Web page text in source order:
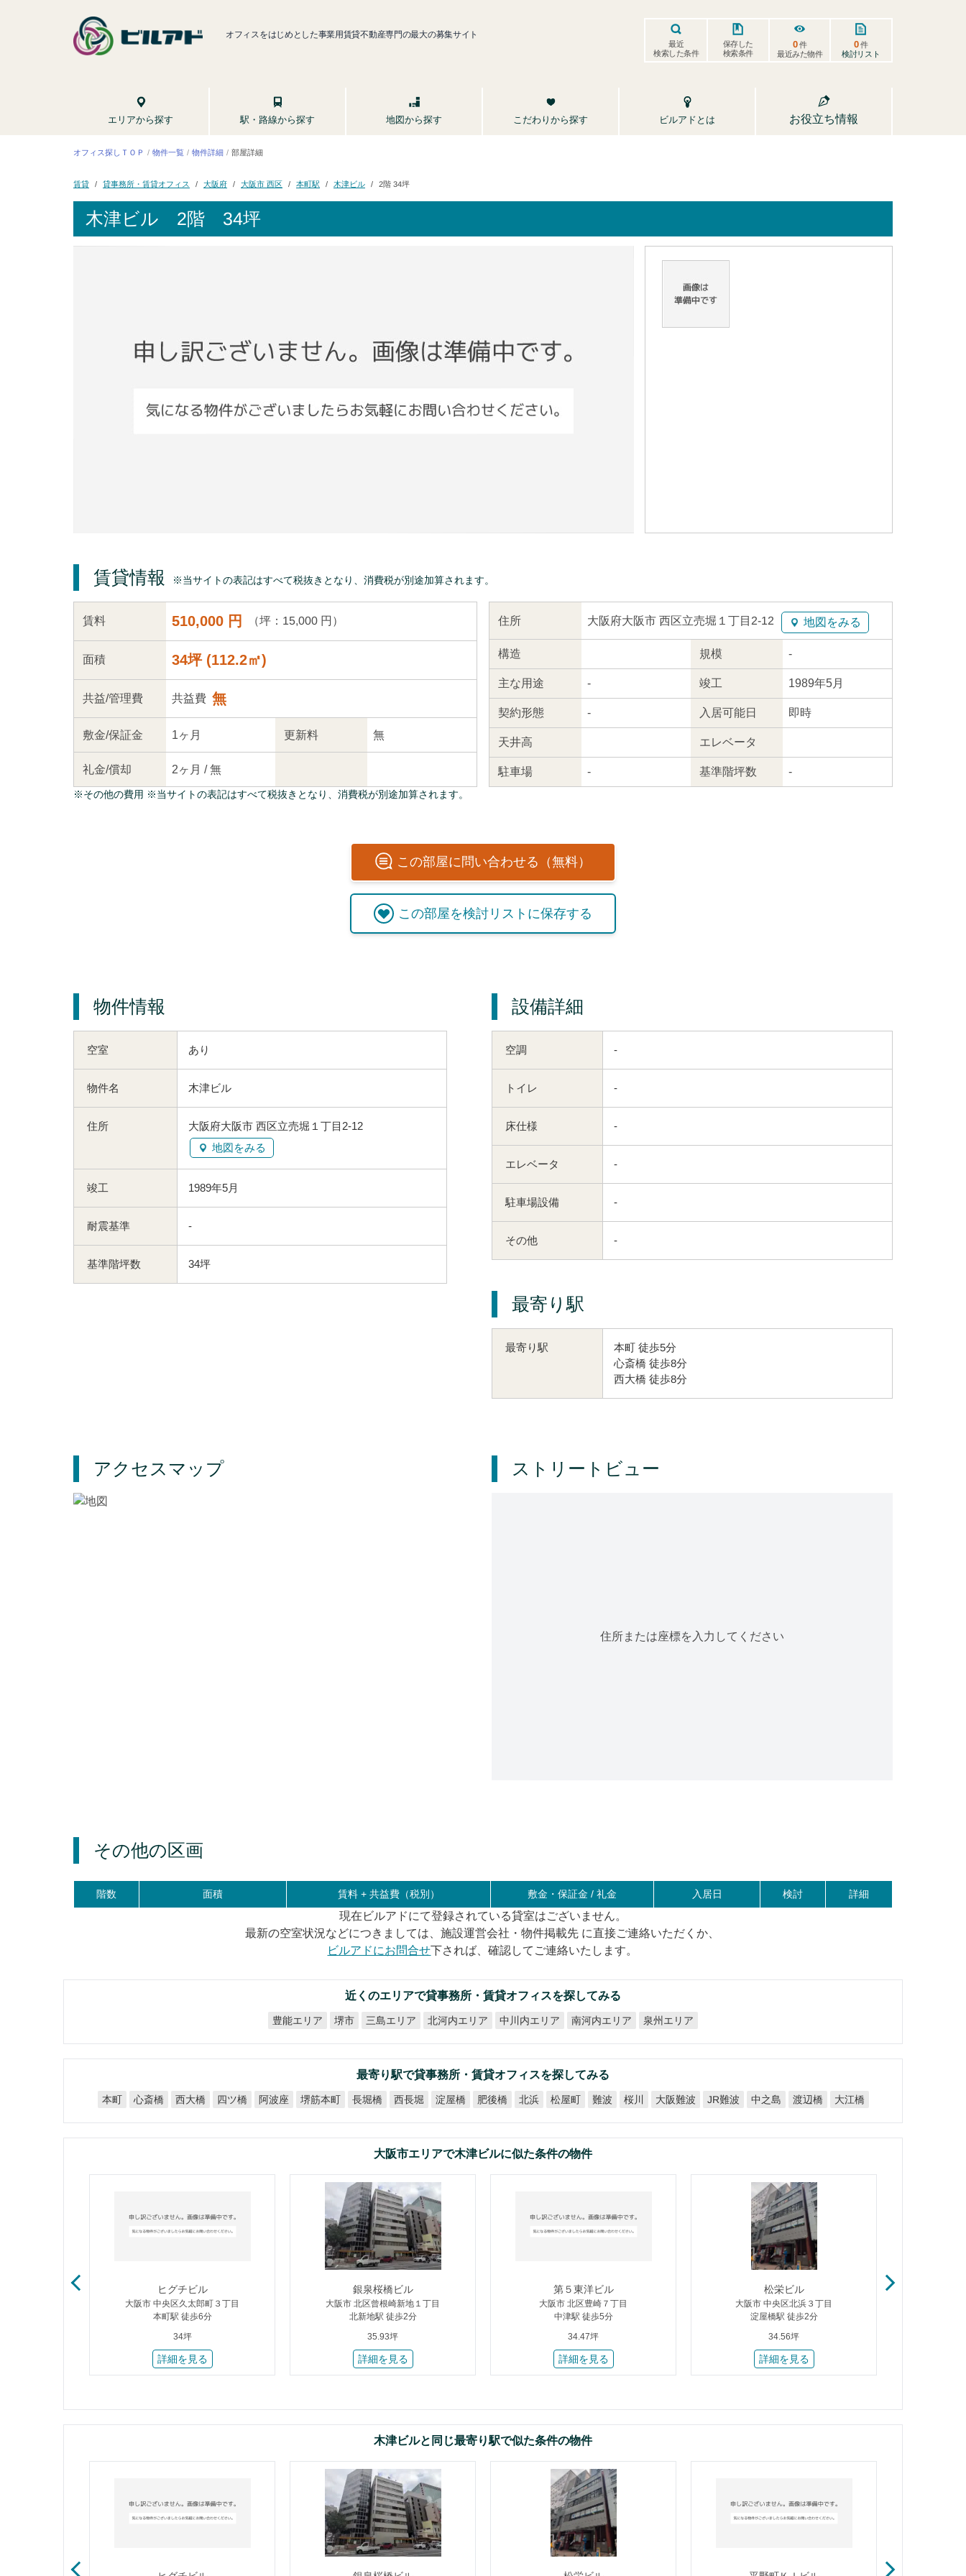
オフィスをはじめとした事業用賃貸不動産専門の最大の募集サイト
最近
検索した条件
保存した
検索条件
0件
最近みた物件
0件
検討リスト
エリアから探す 駅・路線から探す 地図から探す こだわりから探す ビルアドとは お役立ち情報
オフィス探しＴＯＰ 物件一覧 物件詳細 部屋詳細
賃貸 貸事務所・賃貸オフィス 大阪府 大阪市 西区 本町駅 木津ビル 2階 34坪
木津ビル 2階 34坪
賃貸情報 ※当サイトの表記はすべて税抜きとなり、消費税が別途加算されます。
賃料 510,000 円 （坪：15,000 円）
面積 34坪 (112.2㎡)
共益/管理費 共益費 無
敷金/保証金 1ヶ月 更新料 無
礼金/償却 2ヶ月 /無
住所 大阪府大阪市 西区立売堀１丁目2-12 地図をみる
構造 規模 -
主な用途 - 竣工 1989年5月
契約形態 - 入居可能日 即時
天井高 エレベータ
駐車場 - 基準階坪数 -
※その他の費用 ※当サイトの表記はすべて税抜きとなり、消費税が別途加算されます。
この部屋に問い合わせる（無料）
この部屋を検討リストに保存する
物件情報
空室 あり
物件名 木津ビル
住所
大阪府大阪市 西区立売堀１丁目2-12
地図をみる
竣工 1989年5月
耐震基準 -
基準階坪数 34坪
設備詳細
空調 -
トイレ -
床仕様 -
エレベータ -
駐車場設備 -
その他 -
最寄り駅
最寄り駅 本町 徒歩5分
心斎橋 徒歩8分
西大橋 徒歩8分
アクセスマップ ストリートビュー
住所または座標を入力してください
その他の区画
階数 面積 賃料 +共益費（税別） 敷金・保証金 / 礼金 入居日 検討 詳細
現在ビルアドにて登録されている貸室はございません。
最新の空室状況などにつきましては、施設運営会社・物件掲載先 に直接ご連絡いただくか、
ビルアドにお問合せ下されば、確認してご連絡いたします。
近くのエリアで貸事務所・賃貸オフィスを探してみる
豊能エリア 堺市 三島エリア 北河内エリア 中川内エリア 南河内エリア 泉州エリア
最寄り駅で貸事務所・賃貸オフィスを探してみる
本町 心斎橋 西大橋 四ツ橋 阿波座 堺筋本町 長堀橋 西長堀 淀屋橋 肥後橋 北浜 松屋町 難波 桜川 大阪難波 JR難波 中之島 渡辺橋 大江橋
大阪市エリアで木津ビルに似た条件の物件
ヒグチビル
大阪市 中央区久太郎町３丁目
本町駅 徒歩6分
34坪
詳細を見る
銀泉桜橋ビル
大阪市 北区曾根崎新地１丁目
北新地駅 徒歩2分
35.93坪
詳細を見る
第５東洋ビル
大阪市 北区豊崎７丁目
中津駅 徒歩5分
34.47坪
詳細を見る
松栄ビル
大阪市 中央区北浜３丁目
淀屋橋駅 徒歩2分
34.56坪
詳細を見る
木津ビルと同じ最寄り駅で似た条件の物件